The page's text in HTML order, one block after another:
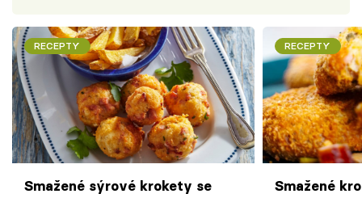
RECEPTY
Smažené sýrové krokety se
RECEPTY
Smažené